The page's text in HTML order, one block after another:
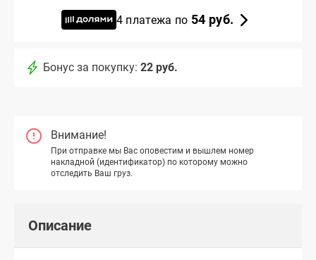
4 платежа по 54 руб.
Бонус за покупку: 22 руб.
Внимание!
При отправке мы Вас оповестим и вышлем номер
накладной (идентификатор) по которому можно
отследить Ваш груз.
Описание